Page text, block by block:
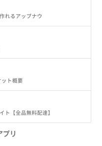
れるアップナウ
ット概要
ト【全品無料配達】
プリ